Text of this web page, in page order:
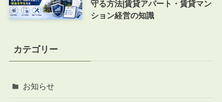
守る方法|賃貸アパート・賃貸マン
ション経営の知識
カテゴリー
お知らせ